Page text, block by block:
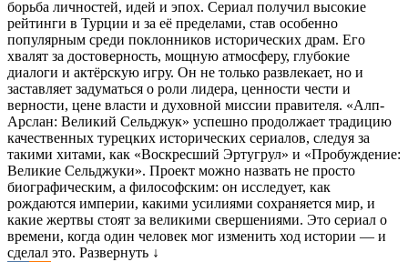
борьба личностей, идей и эпох. Сериал получил высокие
рейтинги в Турции и за её пределами, став особенно
популярным среди поклонников исторических драм. Его
хвалят за достоверность, мощную атмосферу, глубокие
диалоги и актёрскую игру. Он не только развлекает, но и
заставляет задуматься о роли лидера, ценности чести и
верности, цене власти и духовной миссии правителя. «Алп-
Арслан: Великий Сельджук» успешно продолжает традицию
качественных турецких исторических сериалов, следуя за
такими хитами, как «Воскресший Эртугрул» и «Пробуждение:
Великие Сельджуки». Проект можно назвать не просто
биографическим, а философским: он исследует, как
рождаются империи, какими усилиями сохраняется мир, и
какие жертвы стоят за великими свершениями. Это сериал о
времени, когда один человек мог изменить ход истории — и
сделал это. Развернуть ↓